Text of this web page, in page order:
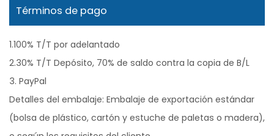
Términos de pago
1.100% T/T por adelantado
2.30% T/T Depósito, 70% de saldo contra la copia de B/L
3. PayPal
Detalles del embalaje: Embalaje de exportación estándar
(bolsa de plástico, cartón y estuche de paletas o madera),